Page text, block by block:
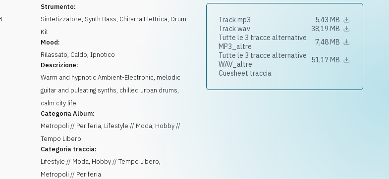
Strumento:
Sintetizzatore, Synth Bass, Chitarra Elettrica, Drum
Kit
Mood:
Rilassato, Caldo,Ipnotico
Descrizione:
Warm and hypnotic Ambient-Electronic, melodic
guitar and pulsating synths, chilled urban drums,
calm city life
Categoria Album:
Metropoli // Periferia, Lifestyle // Moda, Hobby //
Tempo Libero
Categoria traccia:
Lifestyle // Moda, Hobby // Tempo Libero,
Metropoli // Periferia
Track mp3
5,43 MB
Track wav
38,19 MB
Tutte le 3 tracce alternative
MP3_altre
7,48 MB
Tutte le 3 tracce alternative
WAV_altre
51,17 MB
Cuesheet traccia